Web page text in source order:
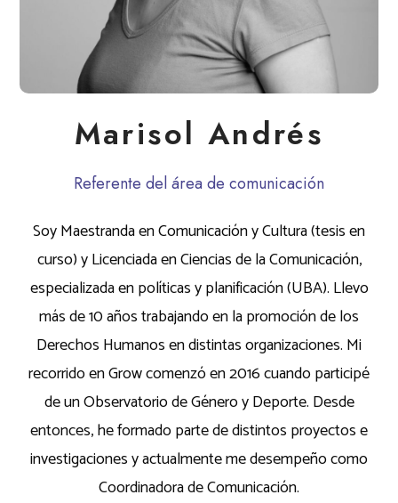
Marisol Andrés
Referente del área de comunicación
Soy Maestranda en Comunicación y Cultura (tesis en
curso) y Licenciada en Ciencias de la Comunicación,
especializada en políticas y planificación (UBA). Llevo
más de 10 años trabajando en la promoción de los
Derechos Humanos en distintas organizaciones. Mi
recorrido en Grow comenzó en 2016 cuando participé
de un Observatorio de Género y Deporte. Desde
entonces, he formado parte de distintos proyectos e
investigaciones y actualmente me desempeño como
Coordinadora de Comunicación.